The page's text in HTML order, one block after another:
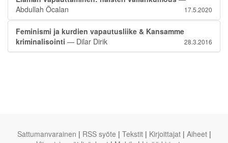
Abdullah Öcalan
17.5.2020
Feminismi ja kurdien vapautusliike & Kansamme
kriminalisointi — Dilar Dirik 28.3.2016
Sattumanvarainen | RSS syöte | Tekstit | Kirjoittajat | Aiheet |